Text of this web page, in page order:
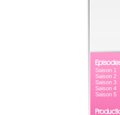
Saison 1
Saison 2
Saison 3
Saison 4
Saison 5